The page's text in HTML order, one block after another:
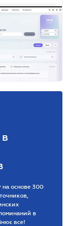
на основе 300
в
все!